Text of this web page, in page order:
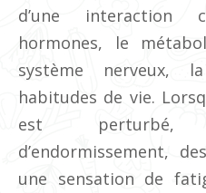
d’une interaction
hormones, le
système nerveux,
habitudes de vie.
est perturbé,
d’endormissement,
une sensation de